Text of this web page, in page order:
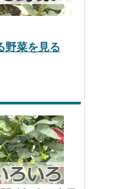
野菜を見る